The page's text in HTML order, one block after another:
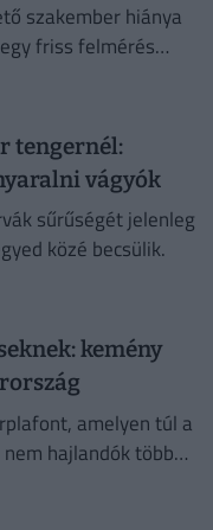
szakember hiánya
friss felmérés
tengernél:
vágyók
sűrűségét jelenleg
közé becsülik.
kemény
amelyen túl a
hajlandók többet